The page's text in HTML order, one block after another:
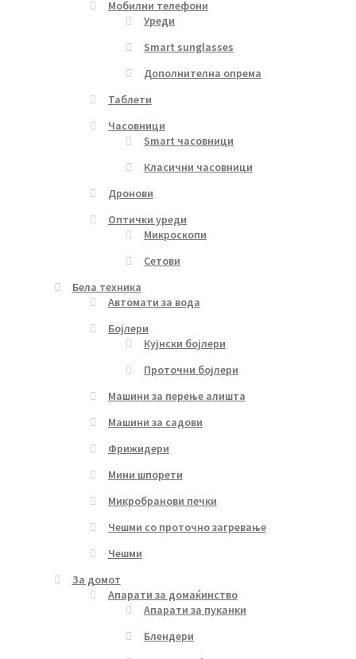
Мобилни телефони
Уреди
Smart sunglasses
Дополнителна опрема
Таблети
Часовници
Smart часовници
Класични часовници
Дронови
Оптички уреди
Микроскопи
Сетови
Бела техника
Автомати за вода
Бојлери
Кујнски бојлери
Проточни бојлери
Машини за перење алишта
Машини за садови
Фрижидери
Мини шпорети
Микробранови печки
Чешми со проточно загревање
Чешми
За домот
Апарати за домаќинство
Апарати за пуканки
Блендери